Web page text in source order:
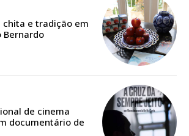
32€
papel entregue à Quinta-feira em sua
chita e tradição em
Bernardo
de cinema
documentário de